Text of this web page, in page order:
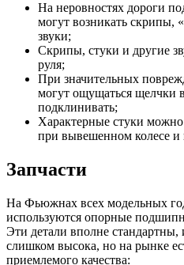
На неровностях дороги
могут возникать скрипы,
звуки;
Скрипы, стуки и другие
руля;
При значительных
могут ощущаться щелчки
подклинивать;
Характерные стуки
при вывешенном колесе и
Запчасти
На Фьюжнах всех модельных
используются опорные
Эти детали вполне стандартны,
слишком высока, но на рынке
приемлемого качества: